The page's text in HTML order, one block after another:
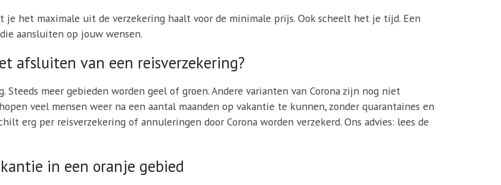
je het maximale uit de verzekering haalt voor de minimale prijs. Ook scheelt het je tijd. Een
aansluiten op jouw wensen.
afsluiten van een reisverzekering?
Steeds meer gebieden worden geel of groen. Andere varianten van Corona zijn nog niet
veel mensen weer na een aantal maanden op vakantie te kunnen, zonder quarantaines en
erg per reisverzekering of annuleringen door Corona worden verzekerd. Ons advies: lees de
in een oranje gebied